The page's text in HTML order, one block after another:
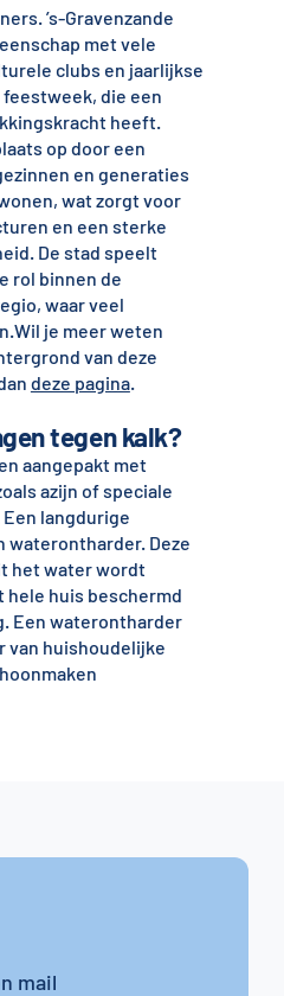
’s-Gravenzande
met vele
clubs en jaarlijkse
die een
heeft.
op door een
en generaties
wat zorgt voor
en een sterke
De stad speelt
rol binnen de
waar veel
je meer weten
van deze
deze pagina.
tegen kalk?
aangepakt met
azijn of speciale
langdurige
waterontharder. Deze
het water wordt
huis beschermd
Een waterontharder
van huishoudelijke
mail